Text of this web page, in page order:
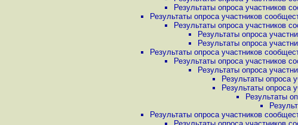
Результаты опроса участников
Результаты опроса участников
Результаты опроса участников
Результаты опроса
Результаты опроса
Результаты опроса участников
Результаты опроса участников
Результаты опроса
Результаты опроса
Результаты опроса
Результаты
Результаты опроса участников